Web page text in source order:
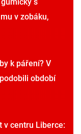
v zobáku,
k páření? V
období
v centru Liberce: